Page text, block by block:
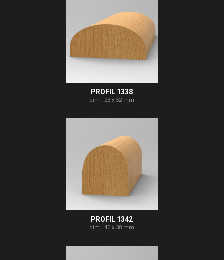
PROFIL 1338
dim : 23 x 52 mm
PROFIL 1342
dim : 40 x 38 mm